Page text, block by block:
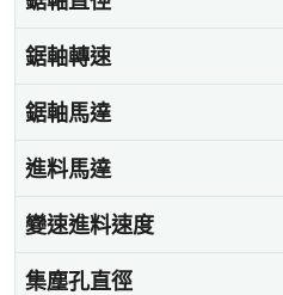
鋸軸轉速
鋸軸馬達
進料馬達
變速進料速度
集塵孔直徑